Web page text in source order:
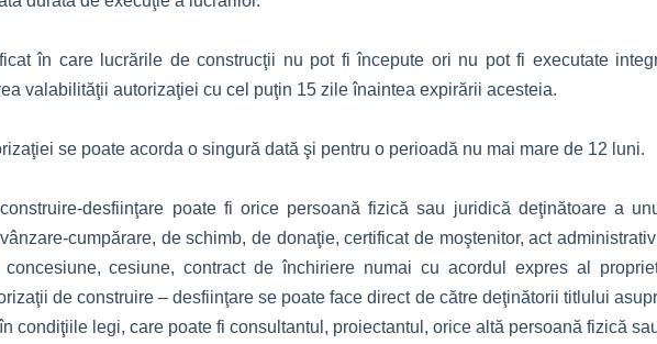
în care lucrările de construcţii nu pot fi începute ori nu pot fi executate
valabilităţii autorizaţiei cu cel puţin 15 zile înaintea expirării acesteia.
se poate acorda o singură dată şi pentru o perioadă nu mai mare de 12 luni.
desfiinţare poate fi orice persoană fizică sau juridică deţinătoare a
cumpărare, de schimb, de donaţie, certificat de moştenitor, act
cesiune, contract de închiriere numai cu acordul expres al
de construire – desfiinţare se poate face direct de către deţinătorii titlului
condiţiile legi, care poate fi consultantul, proiectantul, orice altă persoană fizică